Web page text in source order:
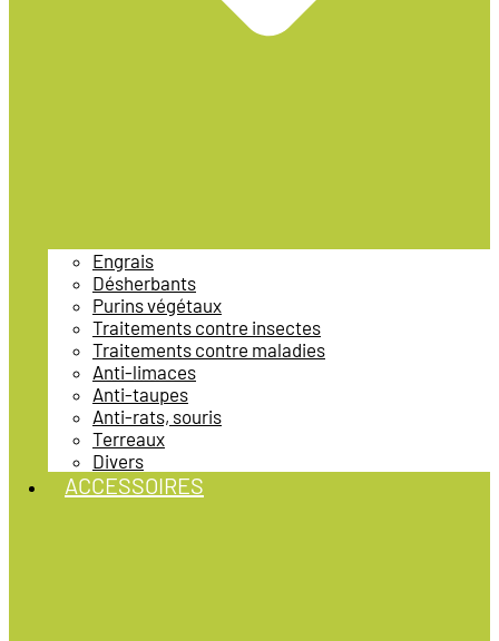
Engrais
Désherbants
Purins végétaux
Traitements contre insectes
Traitements contre maladies
Anti-limaces
Anti-taupes
Anti-rats, souris
Terreaux
Divers
ACCESSOIRES